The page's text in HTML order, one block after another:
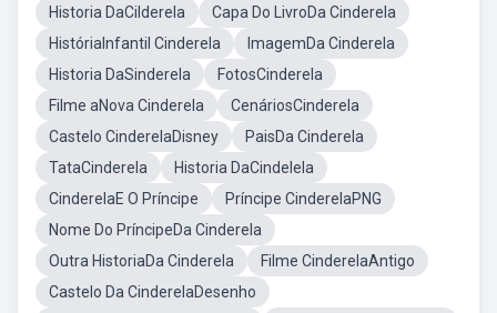
Historia DaCilderela
Capa Do LivroDa Cinderela
HistóriaInfantil Cinderela
ImagemDa Cinderela
Historia DaSinderela
FotosCinderela
Filme aNova Cinderela
CenáriosCinderela
Castelo CinderelaDisney
PaisDa Cinderela
TataCinderela
Historia DaCindelela
CinderelaE O Príncipe
Príncipe CinderelaPNG
Nome Do PríncipeDa Cinderela
Outra HistoriaDa Cinderela
Filme CinderelaAntigo
Castelo Da CinderelaDesenho